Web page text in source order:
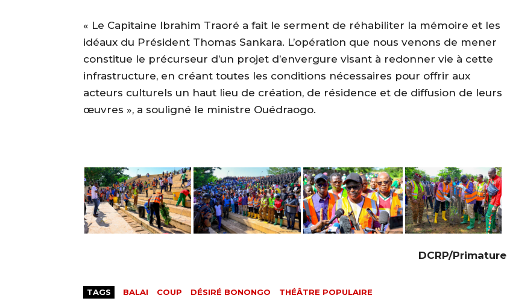
‎« Le Capitaine Ibrahim Traoré a fait le serment de réhabiliter la mémoire et les
idéaux du Président Thomas Sankara. L’opération que nous venons de mener
constitue le précurseur d’un projet d’envergure visant à redonner vie à cette
infrastructure, en créant toutes les conditions nécessaires pour offrir aux
acteurs culturels un haut lieu de création, de résidence et de diffusion de leurs
œuvres », a souligné le ministre Ouédraogo.
‎DCRP/Primature
TAGS BALAI COUP DÉSIRÉ BONONGO THÉÂTRE POPULAIRE